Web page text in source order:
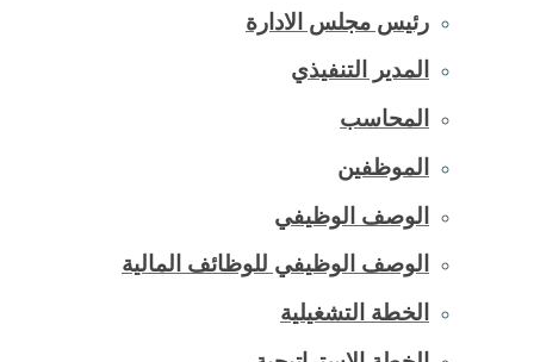
رئيس مجلس الادارة
المدير التنفيذي
المحاسب
الموظفين
الوصف الوظيفي
الوصف الوظيفي للوظائف المالية
الخطة التشغيلية